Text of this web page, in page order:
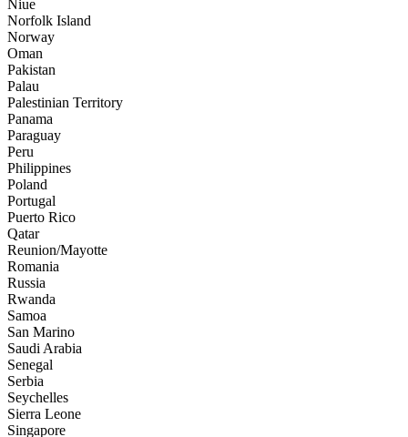
Niue
Norfolk Island
Norway
Oman
Pakistan
Palau
Palestinian Territory
Panama
Paraguay
Peru
Philippines
Poland
Portugal
Puerto Rico
Qatar
Reunion/Mayotte
Romania
Russia
Rwanda
Samoa
San Marino
Saudi Arabia
Senegal
Serbia
Seychelles
Sierra Leone
Singapore